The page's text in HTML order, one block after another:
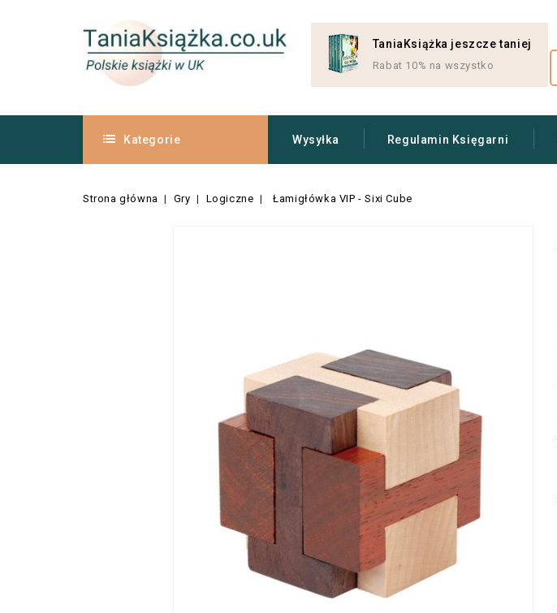
TaniaKsiążka jeszcze taniej
Rabat 10% na wszystko
Kategorie Wysyłka Regulamin Księgarni
Strona główna Gry Logiczne Łamigłówka VIP - Sixi Cube